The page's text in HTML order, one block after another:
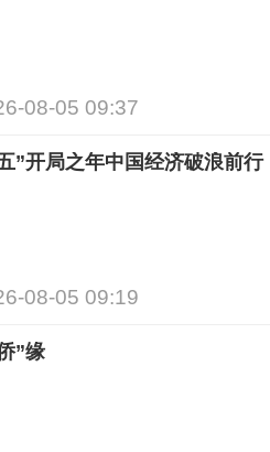
08-05 09:37
”开局之年中国经济破浪前行
08-05 09:19
”缘